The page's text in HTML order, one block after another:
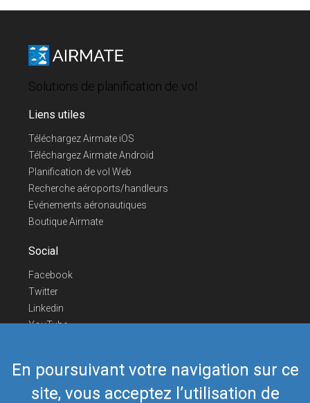
En poursuivant votre navigation sur ce
site, vous acceptez l’utilisation de
Solutions de planification de vol
Liens utiles
Téléchargez Airmate iOS
Téléchargez Airmate Android
Planification de vol Web
Recherche aéroports/handleurs
Evénements aéronautiques
Boutique Airmate
Social
Facebook
Twitter
Linkedin
YouTube
Nous contacter
Téléphone Europe+352 26441835